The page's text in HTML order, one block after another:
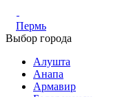
Пермь
Выбор города
Алушта
Анапа
Армавир